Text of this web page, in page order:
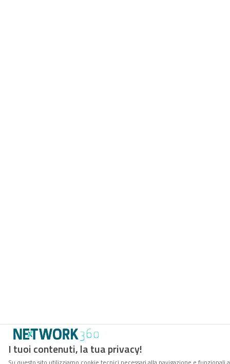
I tuoi contenuti, la tua privacy!